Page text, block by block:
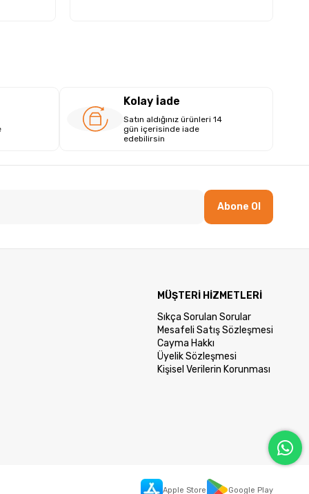
Kolay İade
Satın aldığınız ürünleri 14
gün içerisinde iade
edebilirsin
Abone Ol
MÜŞTERİ HİZMETLERİ
Sıkça Sorulan Sorular
Mesafeli Satış Sözleşmesi
Cayma Hakkı
Üyelik Sözleşmesi
Kişisel Verilerin Korunması
Apple Store Google Play